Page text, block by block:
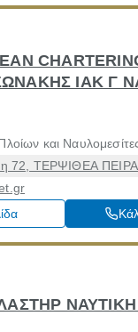
ΙΑΚ Γ
και
72, ΤΕΡΨΙΘΕΑ
[Δήμος], Αττική, 18535